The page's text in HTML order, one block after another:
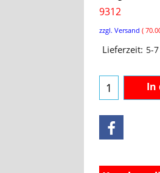
9312
€3.00
zzgl. Versand
In